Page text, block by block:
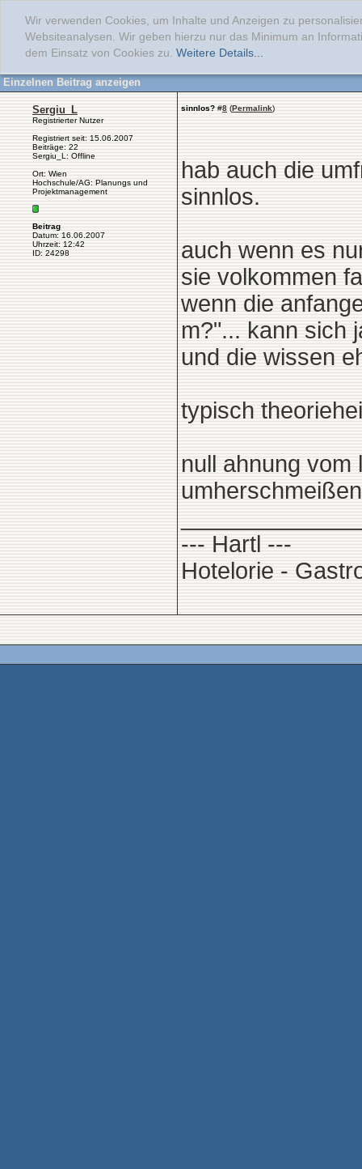
Wir verwenden Cookies, um Inhalte und Anzeigen zu
Websiteanalysen. Wir geben hierzu nur das Minimum an
dem Einsatz von Cookies zu. Weitere Details...
Einzelnen Beitrag anzeigen
Sergiu_L
Registrierter Nutzer
Registriert seit: 15.06.2007
Beiträge: 22
Sergiu_L: Offline
Ort: Wien
Hochschule/AG: Planungs und
Projektmanagement
Beitrag
Datum: 16.06.2007
Uhrzeit: 12:42
ID: 24298
sinnlos? #8 (Permalink)
hab auch die
sinnlos.
auch wenn es
sie volkommen
wenn die
m?"... kann sich
und die wissen
typisch
null ahnung vom
--- Hartl ---
Hotelorie -